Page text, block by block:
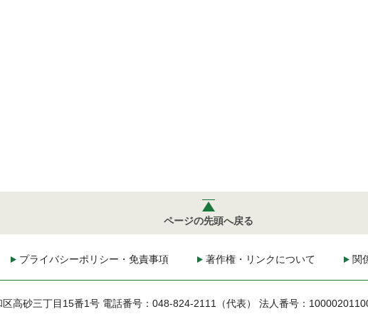
ページの先頭へ戻る
プライバシーポリシー・免責事項 著作権・リンクについて 関
高砂三丁目15番1号 電話番号：048-824-2111（代表） 法人番号：